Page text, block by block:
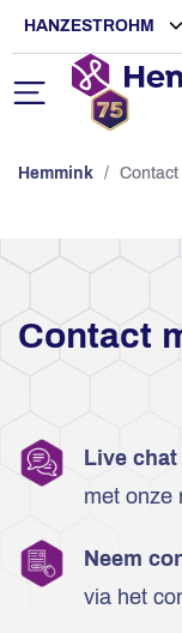
HANZESTROHM
Hemmink / Contact
Contact
Live chat
met onze
Neem
via het